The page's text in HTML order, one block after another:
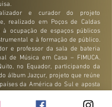
e curador do projeto
realizado em Poços de Caldas
à ocupação de espaços públicos
e à formação de público.
e professor da sala de bateria
de Música em Casa – FIMUCA.
no Equador, participando da
álbum Jazçur, projeto que reúne
da América do Sul e aposta
grupo Ciribaí, desenvolvendo